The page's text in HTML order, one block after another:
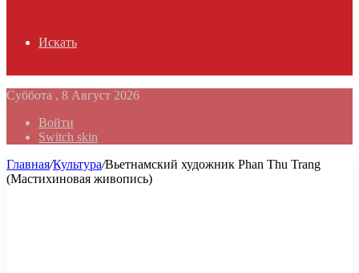
Искать
Суббота , 8 Август 2026
Войти
Switch skin
Главная/Культура/Вьетнамский художник Phan Thu Trang
(Мастихиновая живопись)